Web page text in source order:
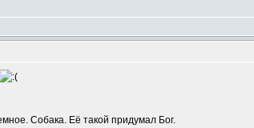
Собака. Её такой придумал Бог.